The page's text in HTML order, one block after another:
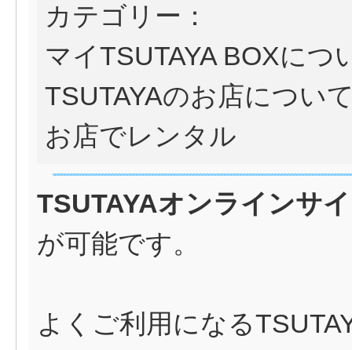
カテゴリー：
マイTSUTAYA BOXにつ
TSUTAYAのお店につい
お店でレンタル
TSUTAYAオンラインサ
が可能です。
よくご利用になる